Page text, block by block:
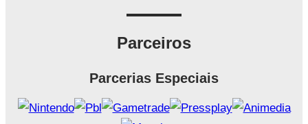
Parceiros
Parcerias Especiais